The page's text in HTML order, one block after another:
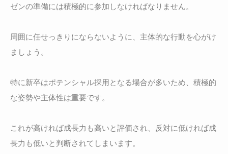
ゼンの準備には積極的に参加しなければなりません。
周囲に任せっきりにならないように、主体的な行動を心がけ
ましょう。
特に新卒はポテンシャル採用となる場合が多いため、積極的
な姿勢や主体性は重要です。
これが高ければ成長力も高いと評価され、反対に低ければ成
長力も低いと判断されてしまいます。